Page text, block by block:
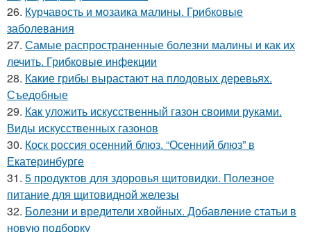
26. Курчавость и мозаика малины. Грибковые
заболевания
27. Самые распространенные болезни малины и как их
лечить. Грибковые инфекции
28. Какие грибы вырастают на плодовых деревьях.
Съедобные
29. Как уложить искусственный газон своими руками.
Виды искусственных газонов
30. Коск россия осенний блюз. “Осенний блюз” в
Екатеринбурге
31. 5 продуктов для здоровья щитовидки. Полезное
питание для щитовидной железы
32. Болезни и вредители хвойных. Добавление статьи в
новую подборку